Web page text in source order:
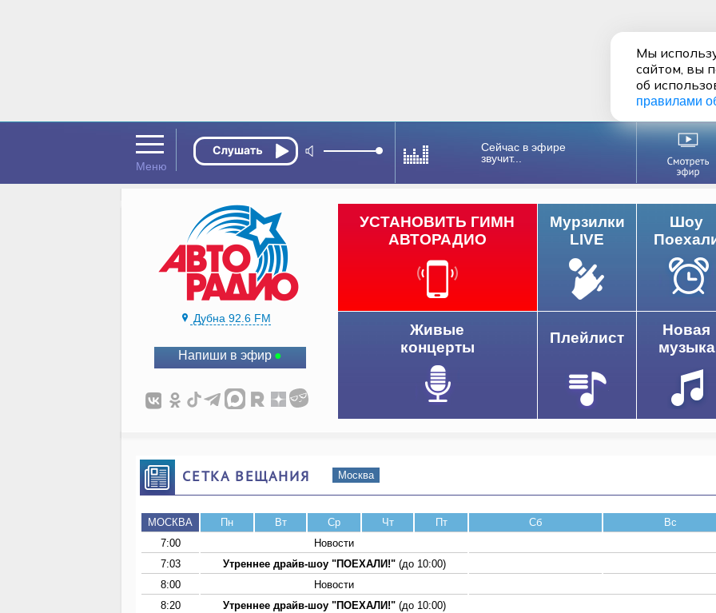
Сейчас в эфире
звучит...
Дубна 92.6 FM
Напиши в эфир
УСТАНОВИТЬ ГИМН
АВТОРАДИО
Мурзилки
LIVE
Шоу
Живые
концерты
Плейлист
Новая
музыка
СЕТКА ВЕЩАНИЯ Москва
МОСКВА Пн Вт Ср Чт Пт Сб
Вс
7:00
Новости
7:03
Утреннее драйв-шоу "ПОЕХАЛИ!"(до 10:00)
8:00
Новости
8:20
Утреннее драйв-шоу "ПОЕХАЛИ!"(до 10:00)
Мы
сайтом, вы
об
правилами